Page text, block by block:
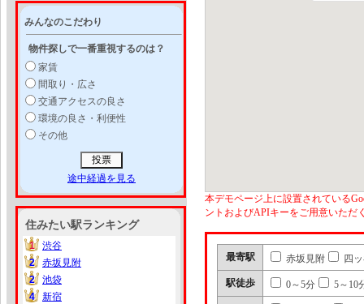
みんなのこだわり
物件探しで一番重視するのは？
家賃
間取り・広さ
交通アクセスの良さ
環境の良さ・利便性
その他
途中経過を見る
住みたい駅ランキング
1
1
渋谷
2
2
赤坂見附
2
2
池袋
4
4
新宿
本デモページ上に設置されている
ントおよびAPIキーをご用意いただ
最寄駅 赤坂見附 四
駅徒歩 0～5分 5～10